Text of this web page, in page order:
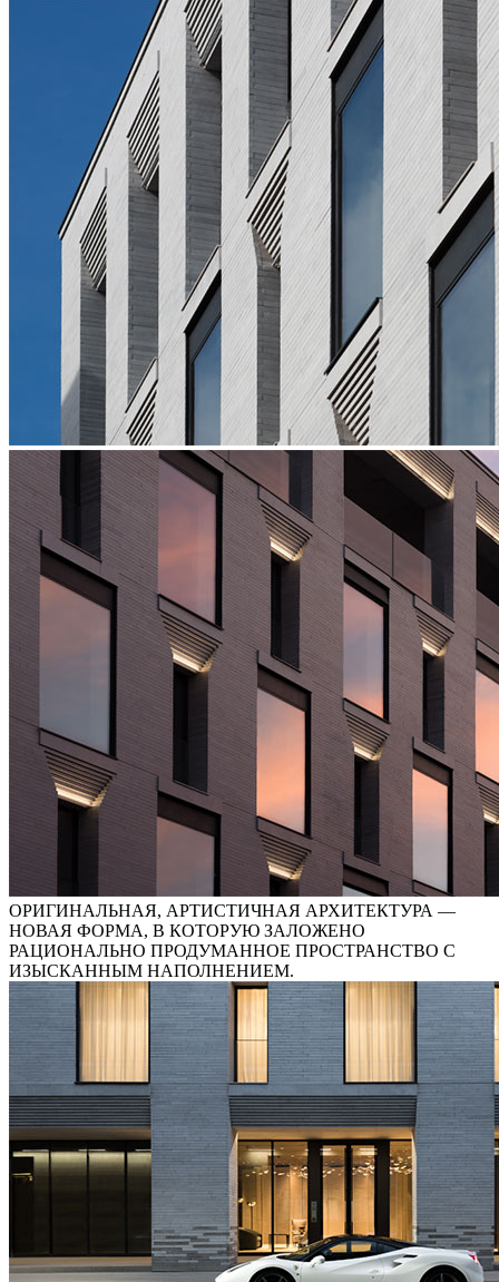
ОРИГИНАЛЬНАЯ, АРТИСТИЧНАЯ АРХИТЕКТУРА —
НОВАЯ ФОРМА, В КОТОРУЮ ЗАЛОЖЕНО
РАЦИОНАЛЬНО ПРОДУМАННОЕ ПРОСТРАНСТВО С
ИЗЫСКАННЫМ НАПОЛНЕНИЕМ.